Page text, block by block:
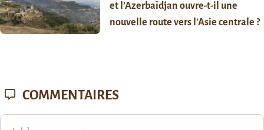
et l’Azerbaïdjan ouvre-t-il une
nouvelle route vers l’Asie centrale ?
COMMENTAIRES